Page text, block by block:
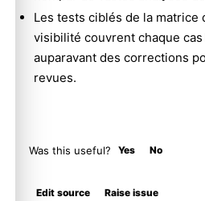
Les tests ciblés de la matrice
visibilité couvrent chaque
auparavant des corrections
revues.
Was this useful? Yes No
Edit source Raise issue